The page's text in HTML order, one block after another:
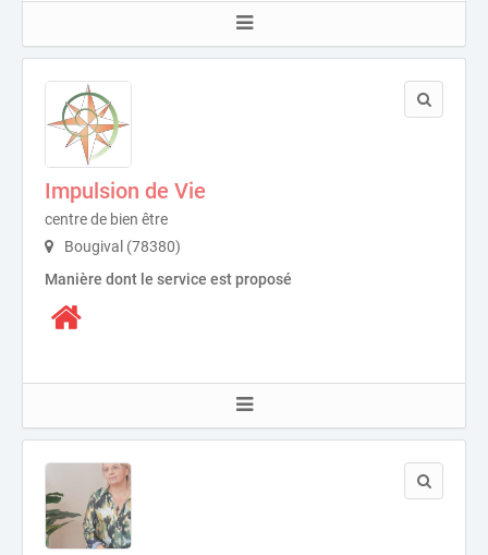
Impulsion de Vie
centre de bien être
Bougival (78380)
Manière dont le service est proposé